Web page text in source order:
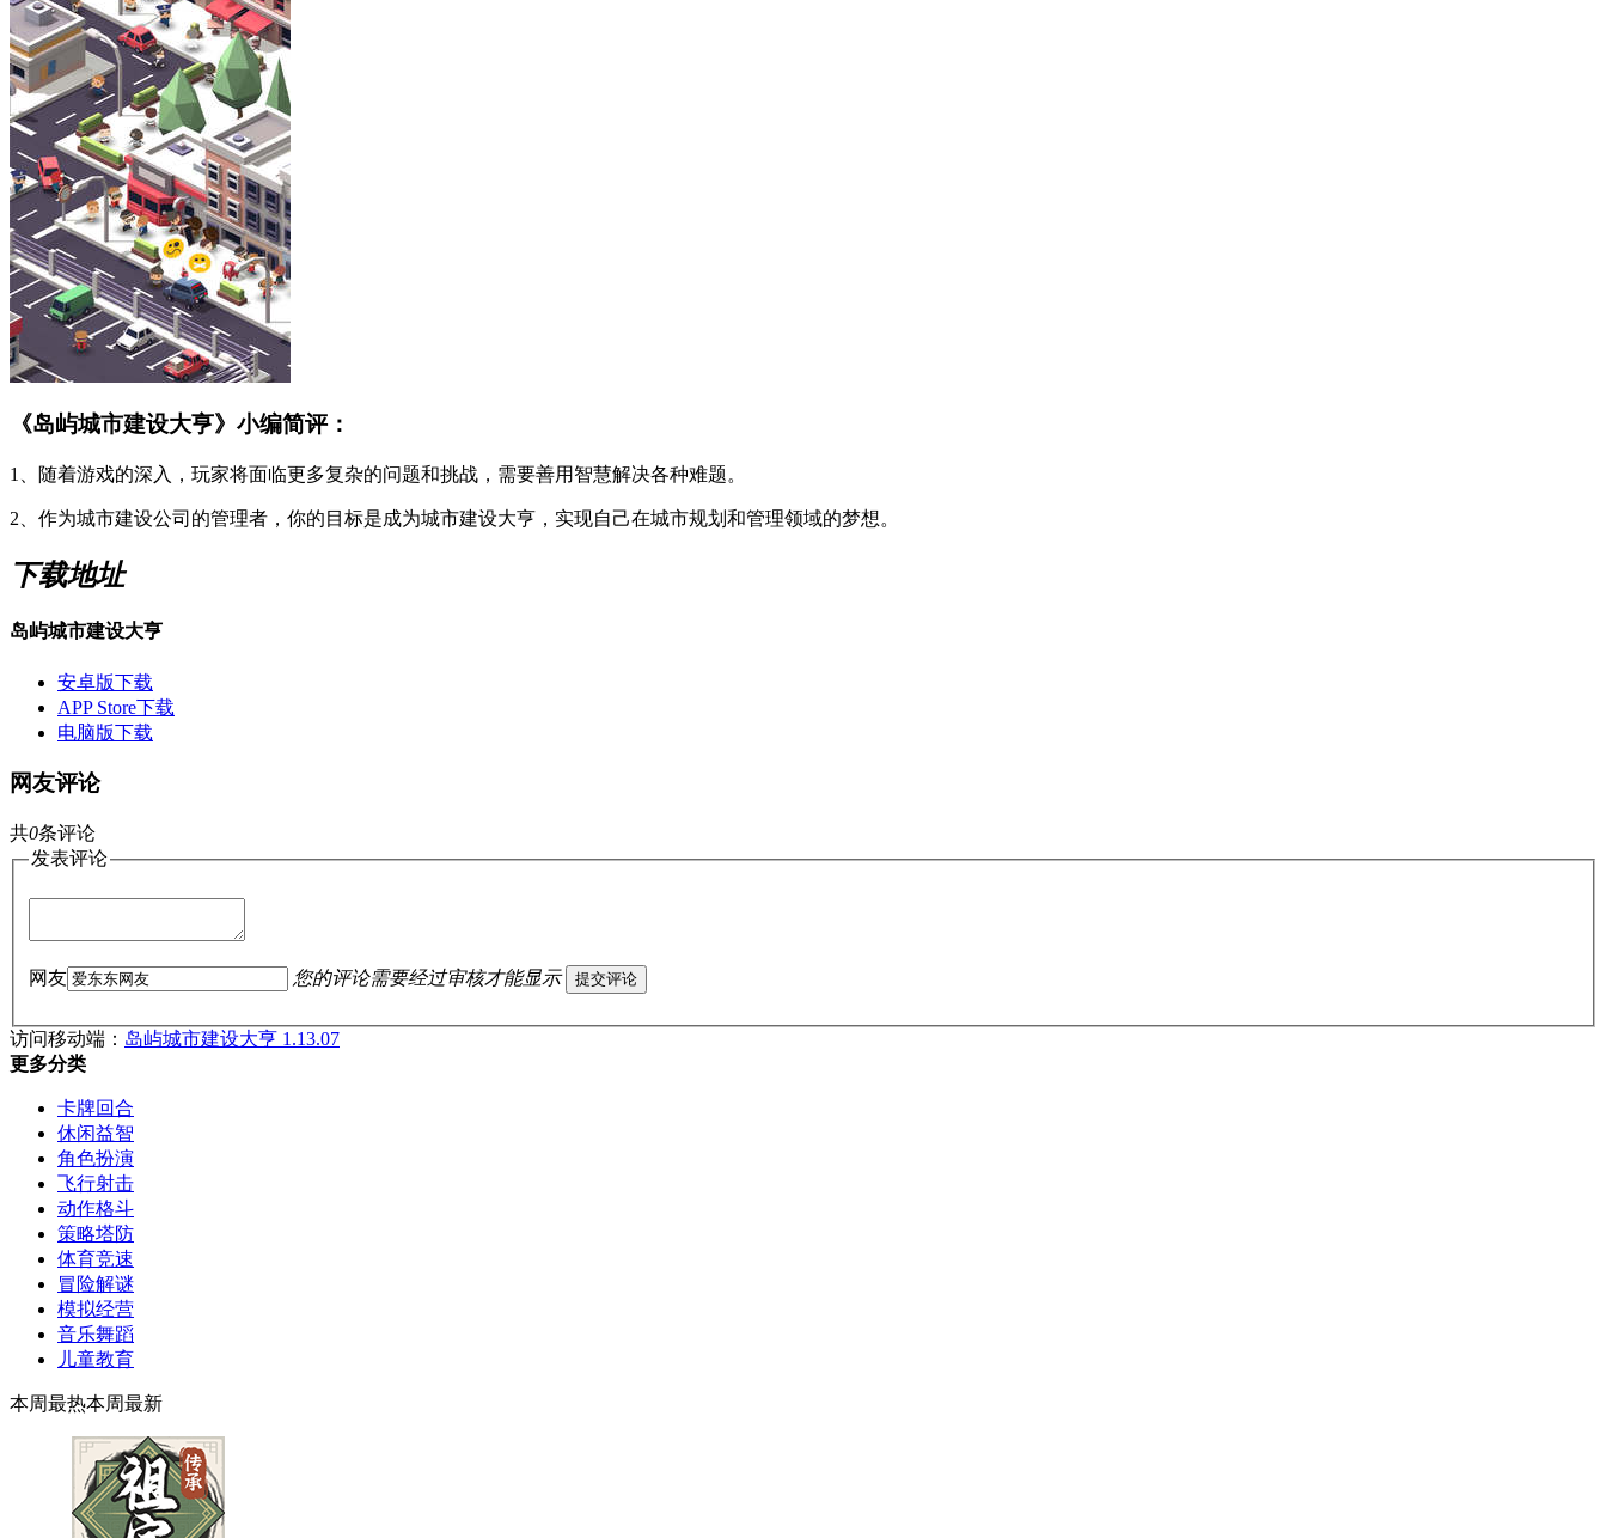
《岛屿城市建设大亨》小编简评：
1、随着游戏的深入，玩家将面临更多复杂的问题和挑战，需要善用智慧解决各种难题。
2、作为城市建设公司的管理者，你的目标是成为城市建设大亨，实现自己在城市规划和管理领域的梦想。
下载地址
岛屿城市建设大亨
安卓版下载
APP Store下载
电脑版下载
网友评论
共0条评论
发表评论
网友 您的评论需要经过审核才能显示 提交评论
访问移动端： 岛屿城市建设大亨 1.13.07
更多分类
卡牌回合
休闲益智
角色扮演
飞行射击
动作格斗
策略塔防
体育竞速
冒险解谜
模拟经营
音乐舞蹈
儿童教育
本周最热本周最新